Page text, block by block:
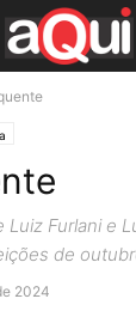
Luiz Furlani e
de
2024